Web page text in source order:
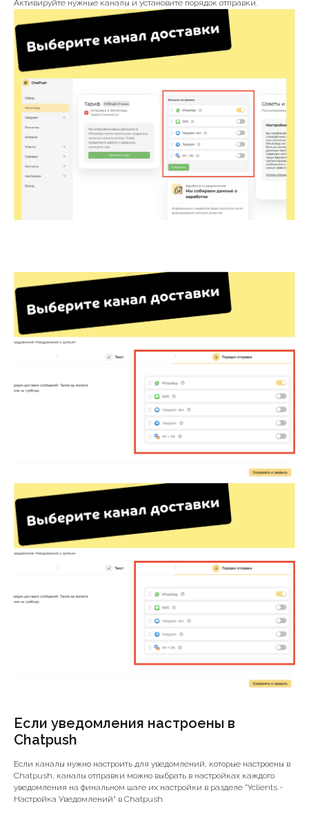
Активируйте нужные каналы и установите порядок отправки.
Если уведомления настроены в
Chatpush
Если каналы нужно настроить для уведомлений, которые настроены в
Chatpush, каналы отправки можно выбрать в настройках каждого
уведомления на финальном шаге их настройки в разделе "Yclients -
Настройка Уведомлений" в Chatpush.